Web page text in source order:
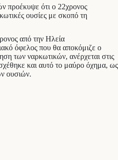
προέκυψε ότι ο 22χρονος
ουσίες με σκοπό τη
όφελος που θα αποκόμιζε ο
των ναρκωτικών, ανέρχεται στις
και αυτό το μαύρο όχημα, ως
ουσιών.